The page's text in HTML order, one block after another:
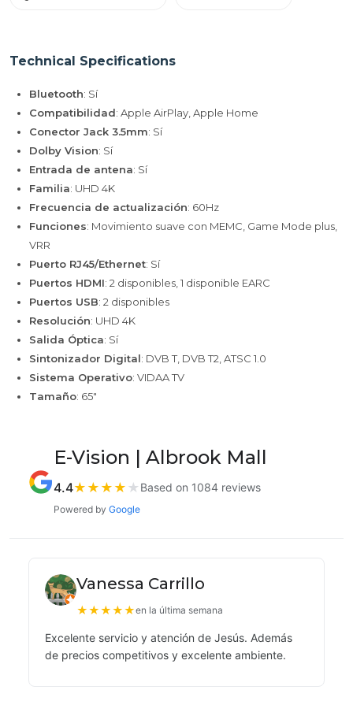
Technical Specifications
Bluetooth: Sí
Compatibilidad: Apple AirPlay, Apple Home
Conector Jack 3.5mm: Sí
Dolby Vision: Sí
Entrada de antena: Sí
Familia: UHD 4K
Frecuencia de actualización: 60Hz
Funciones: Movimiento suave con MEMC, Game Mode plus,
VRR
Puerto RJ45/Ethernet: Sí
Puertos HDMI: 2 disponibles, 1 disponible EARC
Puertos USB: 2 disponibles
Resolución: UHD 4K
Salida Óptica: Sí
Sintonizador Digital: DVB T, DVB T2, ATSC 1.0
Sistema Operativo: VIDAA TV
Tamaño: 65"
E-Vision | Albrook Mall
4.4★ ★ ★ ★ ★ Based on 1084 reviews
Powered by Google
Vanessa Carrillo
★★★★★en la última semana
Excelente servicio y atención de Jesús. Además
de precios competitivos y excelente ambiente.